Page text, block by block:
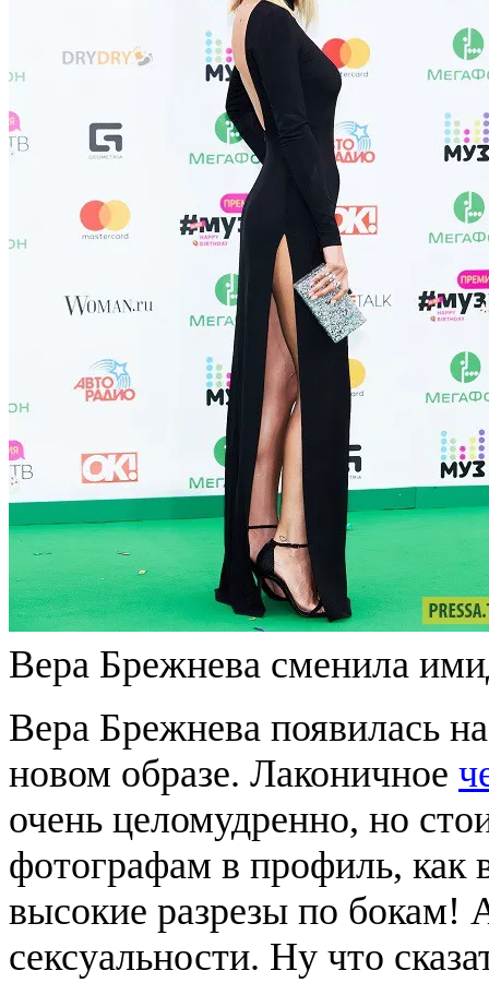
Вера Брежнева сменила
Вера Брежнева появилась
новом образе. Лаконичное
очень целомудренно, но
фотографам в профиль, как
высокие разрезы по бокам!
сексуальности. Ну что